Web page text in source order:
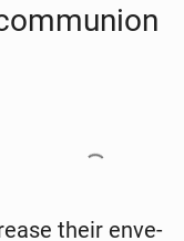
their en­ve­